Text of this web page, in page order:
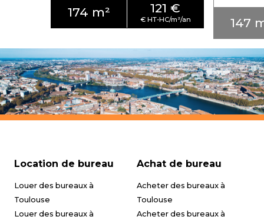
174 m² 121 €
147
Location de bureau
Louer des bureaux à
Toulouse
Louer des bureaux à
Achat de bureau
Acheter des bureaux à
Toulouse
Acheter des bureaux à